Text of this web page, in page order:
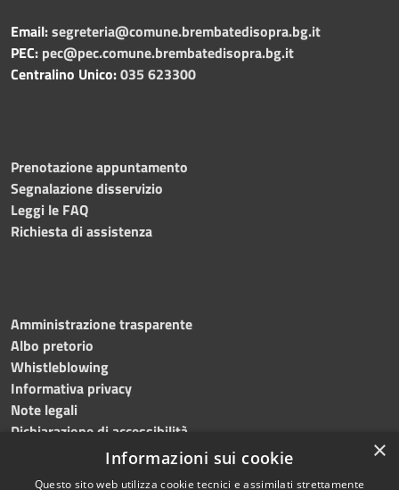
Email:segreteria@comune.brembatedisopra.bg.it
PEC: pec@pec.comune.brembatedisopra.bg.it
Centralino Unico:035 623300
Prenotazione appuntamento
Segnalazione disservizio
Leggi le FAQ
Richiesta di assistenza
Amministrazione trasparente
Albo pretorio
Whistleblowing
Informativa privacy
Note legali
Dichiarazione di accessibilità
×
Informazioni sui cookie
Questo sito web utilizza cookie tecnici e assimilati strettamente